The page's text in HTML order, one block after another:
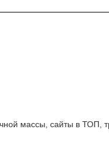
массы, сайты в ТОП,